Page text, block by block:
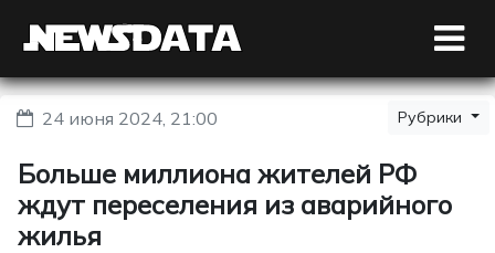
24 июня 2024, 21:00 Рубрики
Больше миллиона жителей РФ
ждут переселения из аварийного
жилья